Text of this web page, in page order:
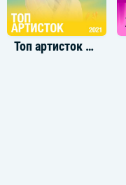
Топ артисток 2021